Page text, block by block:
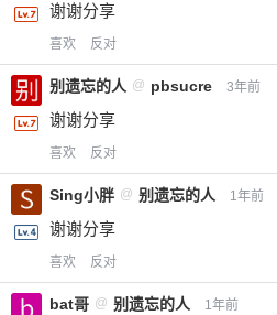
谢谢分享
喜欢 反对
别遗忘的人 @ pbsucre 3年前
谢谢分享
喜欢 反对
Sing小胖 @ 别遗忘的人 1年前
谢谢分享
喜欢 反对
bat哥 @ 别遗忘的人 1年前